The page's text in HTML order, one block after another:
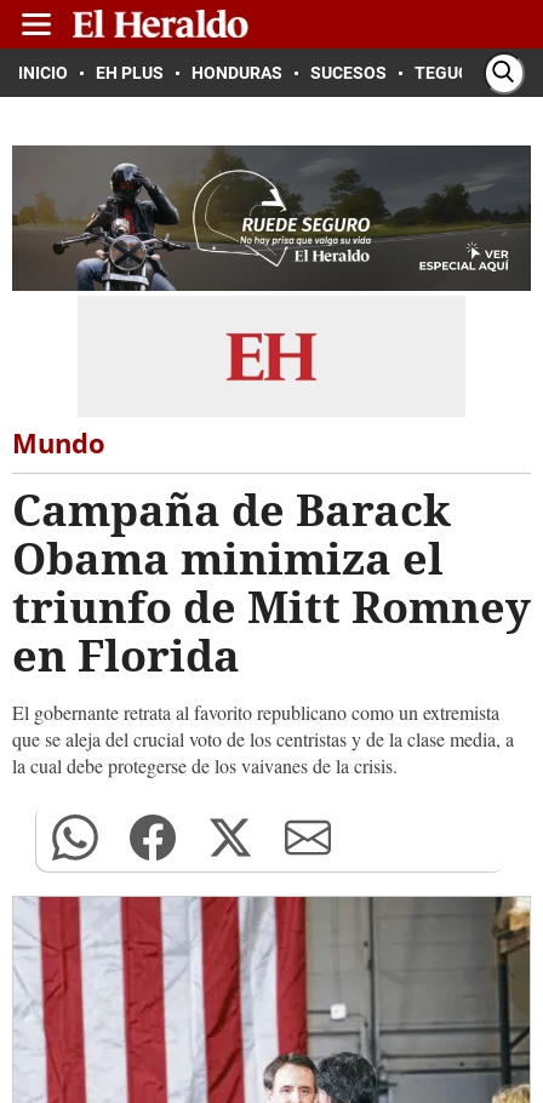
INICIO EH PLUS HONDURAS SUCESOS TEGUCIGALPA
Mundo
Campaña de Barack
Obama minimiza el
triunfo de Mitt Romney
en Florida
El gobernante retrata al favorito republicano como un extremista
que se aleja del crucial voto de los centristas y de la clase media, a
la cual debe protegerse de los vaivanes de la crisis.